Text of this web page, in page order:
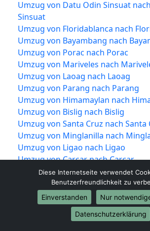
Umzug von Datu Odin Sinsuat
Sinsuat
Umzug von Floridablanca nach
Umzug von Bayambang nach
Umzug von Porac nach Porac
Umzug von Mariveles nach
Umzug von Laoag nach Laoag
Umzug von Parang nach Parang
Umzug von Himamaylan nach
Umzug von Bislig nach Bislig
Umzug von Santa Cruz nach Santa
Umzug von Minglanilla nach
Umzug von Ligao nach Ligao
Umzug von Carcar nach Carcar
Umzug von Trece Martires nach
Umzug von La Trinidad nach La
Umzug von Tabuk nach Tabuk
Umzug von Lingayen nach
Umzug von Mangaldan nach
Diese Internetseite verwendet
Benutzerfreundlichkeit zu
Einverstanden
Nur
Datenschutzerklärung